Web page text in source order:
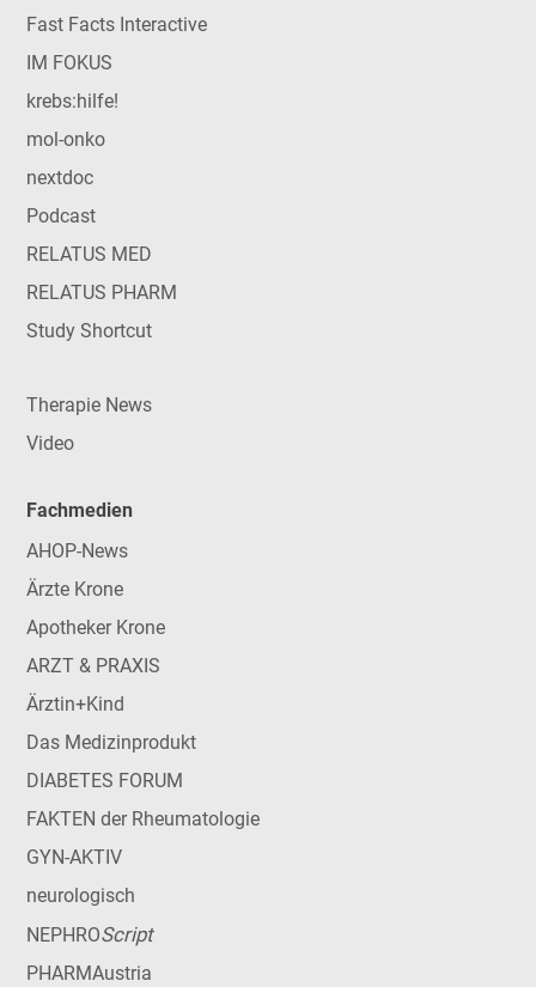
Fast Facts Interactive
IM FOKUS
krebs:hilfe!
mol-onko
nextdoc
Podcast
RELATUS MED
RELATUS PHARM
Study Shortcut
Therapie News
Video
Fachmedien
AHOP-News
Ärzte Krone
Apotheker Krone
ARZT & PRAXIS
Ärztin+Kind
Das Medizinprodukt
DIABETES FORUM
FAKTEN der Rheumatologie
GYN-AKTIV
neurologisch
NEPHROScript
PHARMAustria